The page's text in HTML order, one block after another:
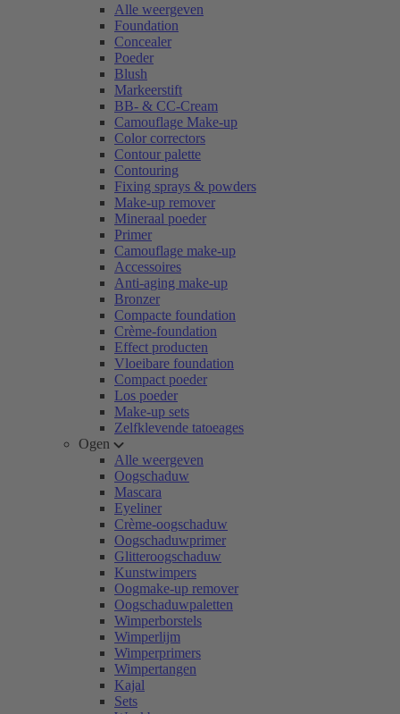
Alle weergeven
Foundation
Concealer
Poeder
Blush
Markeerstift
BB- & CC-Cream
Camouflage Make-up
Color correctors
Contour palette
Contouring
Fixing sprays & powders
Make-up remover
Mineraal poeder
Primer
Camouflage make-up
Accessoires
Anti-aging make-up
Bronzer
Compacte foundation
Crème-foundation
Effect producten
Vloeibare foundation
Compact poeder
Los poeder
Make-up sets
Zelfklevende tatoeages
Ogen
Alle weergeven
Oogschaduw
Mascara
Eyeliner
Crème-oogschaduw
Oogschaduwprimer
Glitteroogschaduw
Kunstwimpers
Oogmake-up remover
Oogschaduwpaletten
Wimperborstels
Wimperlijm
Wimperprimers
Wimpertangen
Kajal
Sets